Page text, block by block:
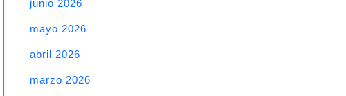
junio 2026
mayo 2026
abril 2026
marzo 2026